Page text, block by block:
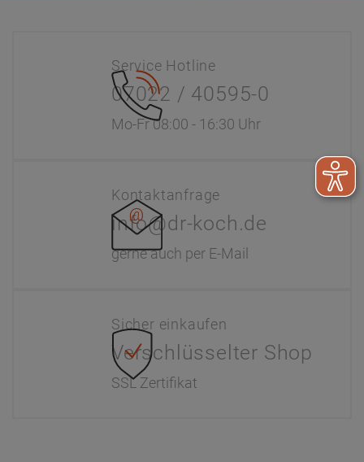
Service Hotline
07022 / 40595-0
Mo-Fr 08:00 - 16:30 Uhr
Kontaktanfrage
info@dr-koch.de
gerne auch per E-Mail
Sicher einkaufen
Verschlüsselter Shop
SSL Zertifikat